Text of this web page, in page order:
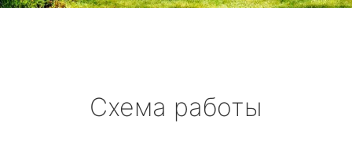
Схема работы